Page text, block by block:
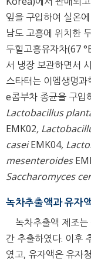
잎을 구입하여 실온
남도 고흥에 위치한
두힐고흥유자차(67
서 냉장 보관하면서
스타터는 이엠생명
e콤부차 종균을 구입
Lactobacillus
EMK02,
caseiEMK04,
mesenteroides
Saccharomyces
녹차추출액과 유자
녹차추출액 제조
간 추출하였다. 이후
였고, 유자액은 유자